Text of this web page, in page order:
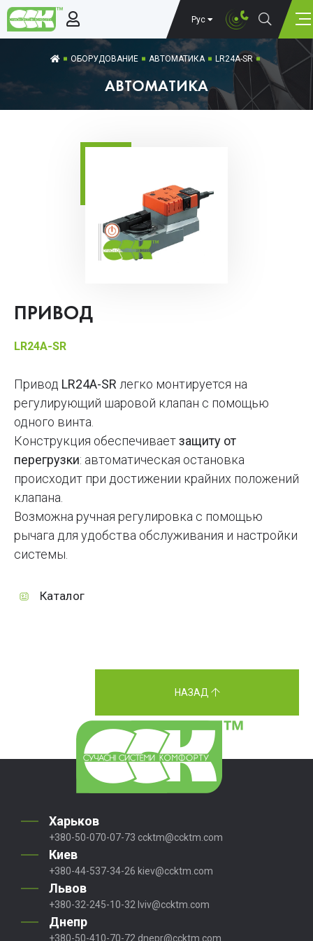
Рус
ОБОРУДОВАНИЕ АВТОМАТИКА LR24A-SR
АВТОМАТИКА
ПРИВОД
LR24A-SR
Привод LR24A-SR легко монтируется на
регулирующий шаровой клапан с помощью
одного винта.
Конструкция обеспечиваетзащиту от
перегрузки: автоматическая остановка
происходит при достижении крайних положений
клапана.
Возможна ручная регулировка с помощью
рычага для удобства обслуживания и настройки
системы.
Каталог
НАЗАД
Харьков
+380-50-070-07-73 ccktm@ccktm.com
Киев
+380-44-537-34-26 kiev@ccktm.com
Львов
+380-32-245-10-32 lviv@ccktm.com
Днепр
+380-50-410-70-72 dnepr@ccktm.com